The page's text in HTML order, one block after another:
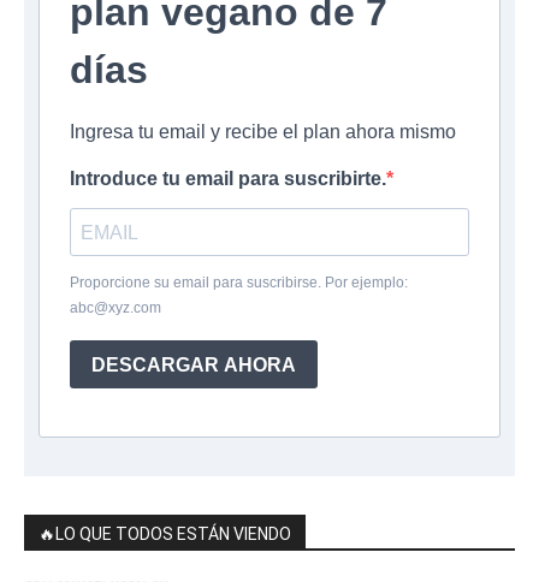
plan vegano de 7
días
Ingresa tu email y recibe el plan ahora mismo
Introduce tu email para suscribirte.
Proporcione su email para suscribirse. Por ejemplo:
abc@xyz.com
DESCARGAR AHORA
🔥LO QUE TODOS ESTÁN VIENDO